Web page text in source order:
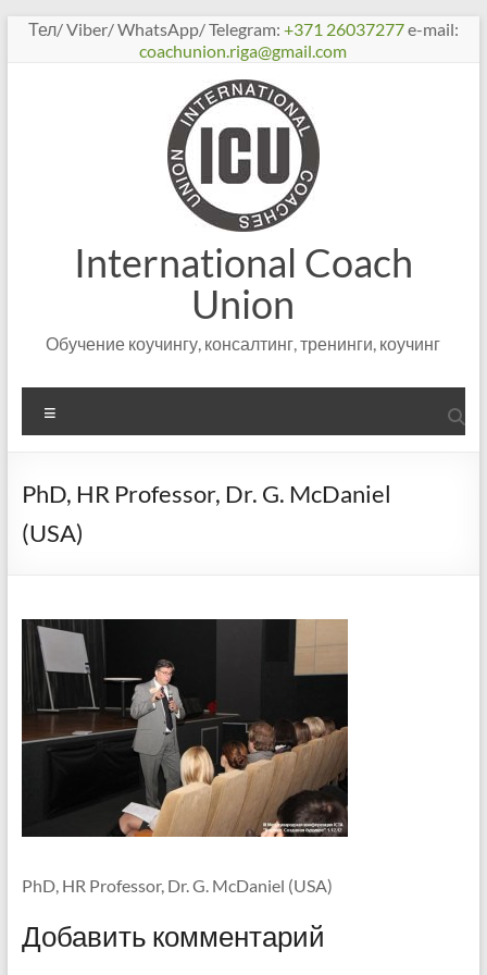
Перейти
Тел/ Viber/ WhatsApp/ Telegram: +371 26037277e-mail:
coachunion.riga@gmail.com
International Coach
Union
Обучение коучингу, консалтинг, тренинги, коучинг
PhD, HR Professor, Dr. G. McDaniel
(USA)
PhD, HR Professor, Dr. G. McDaniel (USA)
Добавить комментарий